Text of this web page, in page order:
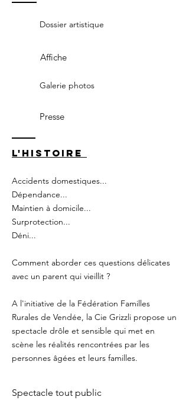
Dossier artistique
Affiche
Galerie photos
Presse
L'histoire
Accidents domestiques...
Dépendance...
Maintien à domicile...
Surprotection...
Déni...
Comment aborder ces questions délicates
avec un parent qui vieillit ?
A l'initiative de la Fédération Familles
Rurales de Vendée, la Cie Grizzli propose un
spectacle drôle et sensible qui met en
scène les réalités rencontrées par les
personnes âgées et leurs familles.
Spectacle tout public